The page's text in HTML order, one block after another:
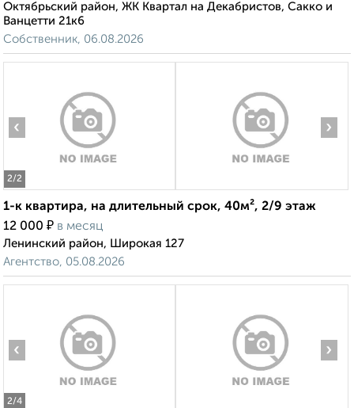
Октябрьский район, ЖК Квартал на Декабристов, Сакко и
Ванцетти 21к6
Собственник, 06.08.2026
2/2
‹ ›
1-к квартира, на длительный срок, 40м², 2/9 этаж
12 000 ₽ в месяц
Ленинский район, Широкая 127
Агентство, 05.08.2026
2/4
‹ ›